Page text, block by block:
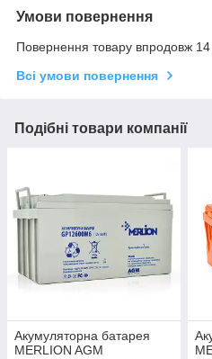
Умови повернення
Повернення товару впродовж 14
Всі умови повернення
Подібні товари компанії
Акумуляторна батарея
MERLION AGM